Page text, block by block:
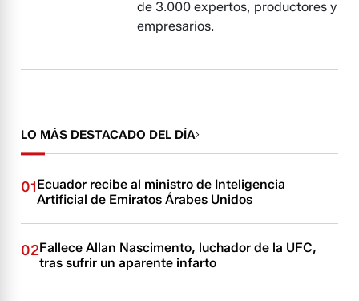
de 3.000 expertos, productores y
empresarios.
LO MÁS DESTACADO DEL DÍA
01Ecuador recibe al ministro de Inteligencia
Artificial de Emiratos Árabes Unidos
02Fallece Allan Nascimento, luchador de la UFC,
tras sufrir un aparente infarto